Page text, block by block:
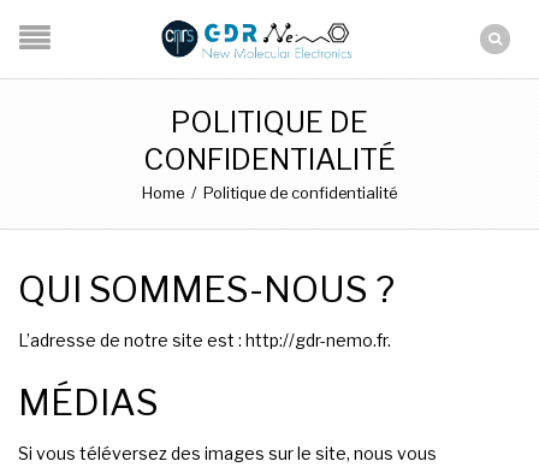
POLITIQUE DE
CONFIDENTIALITÉ
Home / Politique de confidentialité
QUI SOMMES-NOUS ?
L’adresse de notre site est : http://gdr-nemo.fr.
MÉDIAS
Si vous téléversez des images sur le site, nous vous